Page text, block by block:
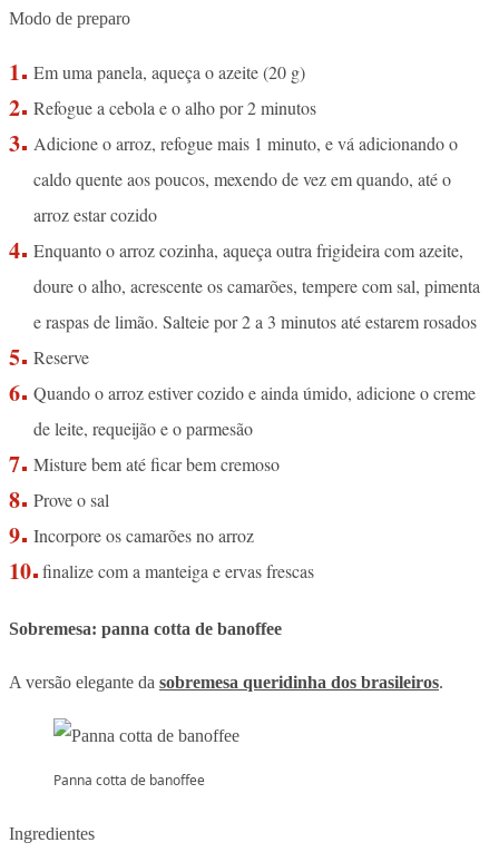
Modo de preparo
Em uma panela, aqueça o azeite (20 g)
Refogue a cebola e o alho por 2 minutos
Adicione o arroz, refogue mais 1 minuto, e vá adicionando o
caldo quente aos poucos, mexendo de vez em quando, até o
arroz estar cozido
Enquanto o arroz cozinha, aqueça outra frigideira com azeite,
doure o alho, acrescente os camarões, tempere com sal, pimenta
e raspas de limão. Salteie por 2 a 3 minutos até estarem rosados
Reserve
Quando o arroz estiver cozido e ainda úmido, adicione o creme
de leite, requeijão e o parmesão
Misture bem até ficar bem cremoso
Prove o sal
Incorpore os camarões no arroz
finalize com a manteiga e ervas frescas
Sobremesa: panna cotta de banoffee
A versão elegante da sobremesa queridinha dos brasileiros.
Panna cotta de banoffee
Ingredientes